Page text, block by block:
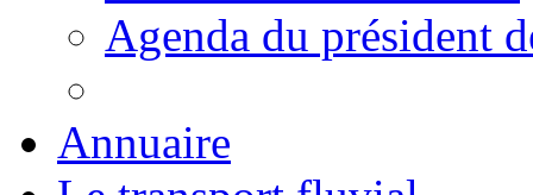
Agenda du président
Annuaire